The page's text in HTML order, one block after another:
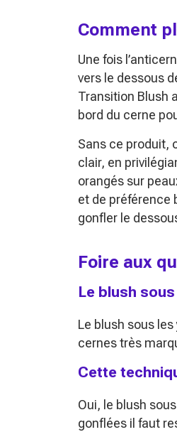
Comment
Une fois
vers le dessous
Transition Blush
bord du cerne
Sans ce produit,
clair, en
orangés sur
et de préférence
gonfler le
Foire aux
Le blush
Le blush sous
cernes très
Cette
Oui, le blush
gonflées il faut